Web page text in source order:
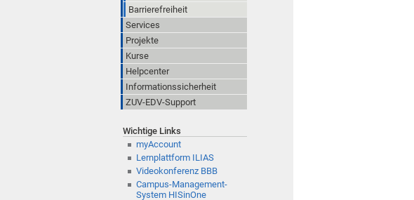
Barrierefreiheit
Services
Projekte
Kurse
Helpcenter
Informationssicherheit
ZUV-EDV-Support
Wichtige Links
myAccount
Lernplattform ILIAS
Videokonferenz BBB
Campus-Management-
System HISinOne